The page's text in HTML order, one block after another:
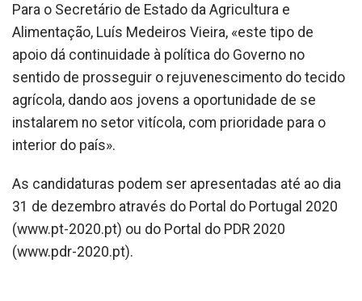
Para o Secretário de Estado da Agricultura e
Alimentação, Luís Medeiros Vieira, «este tipo de
apoio dá continuidade à política do Governo no
sentido de prosseguir o rejuvenescimento do tecido
agrícola, dando aos jovens a oportunidade de se
instalarem no setor vitícola, com prioridade para o
interior do país».
As candidaturas podem ser apresentadas até ao dia
31 de dezembro através do Portal do Portugal 2020
(www.pt-2020.pt) ou do Portal do PDR 2020
(www.pdr-2020.pt).